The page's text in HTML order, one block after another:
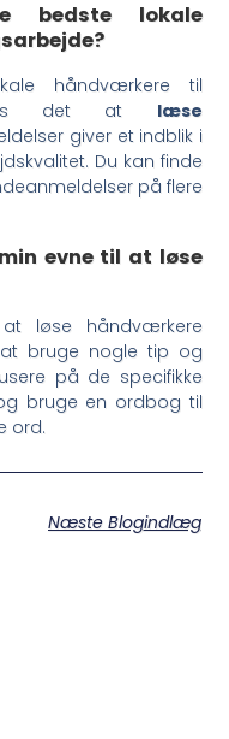
bedste lokale
håndværkere til
det at læse
giver et indblik i
Du kan finde
på flere
evne til at løse
løse håndværkere
bruge nogle tip og
på de specifikke
bruge en ordbog til
ord.
Næste Blogindlæg